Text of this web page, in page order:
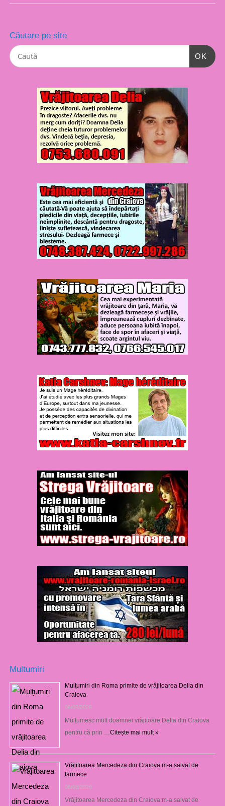
Căutare pe site
OK
Multumiri
Mulţumiri din Roma primite de vrăjitoarea Delia din
Craiova
06/08/2026
Mulţumesc mult doamnei vrăjitoare Delia din Craiova
pentru că prin … Citește mai mult »
Vrăjitoarea Mercedeza din Craiova m-a salvat de
farmece
06/08/2026
Vrăjitoarea Mercedeza din Craiova m-a salvat de